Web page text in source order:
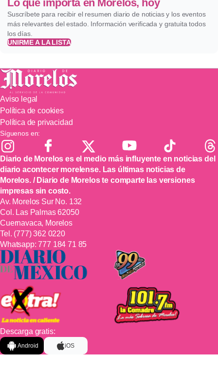
Lo que importa en Morelos, hoy
Suscríbete para recibir el resumen diario de noticias y los eventos
más relevantes del estado. Información verificada y gratuita todos
los días.
UNIRME A LA LISTA
Aviso legal
Política de cookies
Política de privacidad
Síguenos en:
Diario de Morelos es el medio más influyente en noticias del
diario acontecer morelense. Las últimas noticias de
Morelos. / Diario de Morelos te comparte las versiones
impresas sin costo.
Av. Morelos Sur No. 132
Col. Las Palmas 62050
Cuernavaca, Morelos
Tel. (777) 362 0220
Whatsapp:777 184 71 85
Descarga gratis:
Android iOS